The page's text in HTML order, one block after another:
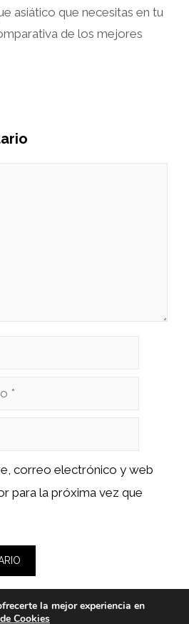
asiático que necesitas en tu
de los mejores
correo electrónico y web
para la próxima vez que
la mejor experiencia en
Cookies